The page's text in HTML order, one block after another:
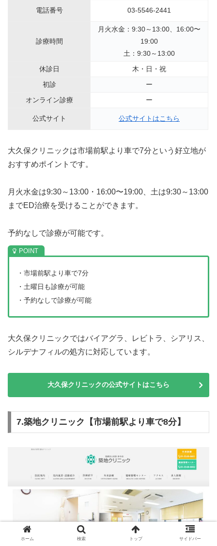
電話番号 03-5546-2441
診療時間
月火水金：9:30～13:00、16:00〜
19:00
土：9:30～13:00
休診日
木・日・祝
初診
ー
オンライン診療
ー
公式サイト 公式サイトはこちら
大久保クリニックは市場前駅より車で7分という好立地が
おすすめポイントです。
月火水金は9:30～13:00・16:00〜19:00、土は9:30～13:00
までED治療を受けることができます。
予約なしで診療が可能です。
・市場前駅より車で7分
・土曜日も診療が可能
・予約なしで診療が可能
大久保クリニックではバイアグラ、レビトラ、シアリス、
シルデナフィルの処方に対応しています。
大久保クリニックの公式サイトはこちら
7.築地クリニック【市場前駅より車で8分】
ホーム 検索 トップ サイドバー